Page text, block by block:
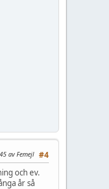
#4
av Femejl
och ev.
år så